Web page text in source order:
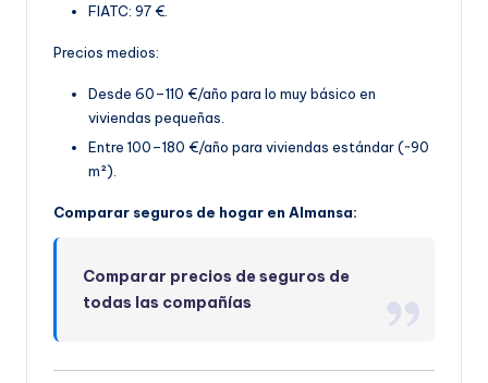
FIATC: 97 €.
Precios medios:
Desde 60–110 €/año para lo muy básico en
viviendas pequeñas.
Entre 100–180 €/año para viviendas estándar (~90
m²).
Comparar seguros de hogar en Almansa:
Comparar precios de seguros de
todas las compañías